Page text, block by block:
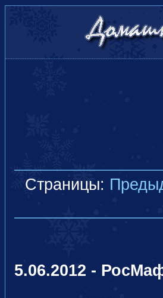
Страницы:
5.06.2012 -